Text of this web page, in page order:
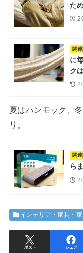
た
関
に
ク
夏はハンモック、
リ。
関
ら
インテリア・家具・
ポスト シェア